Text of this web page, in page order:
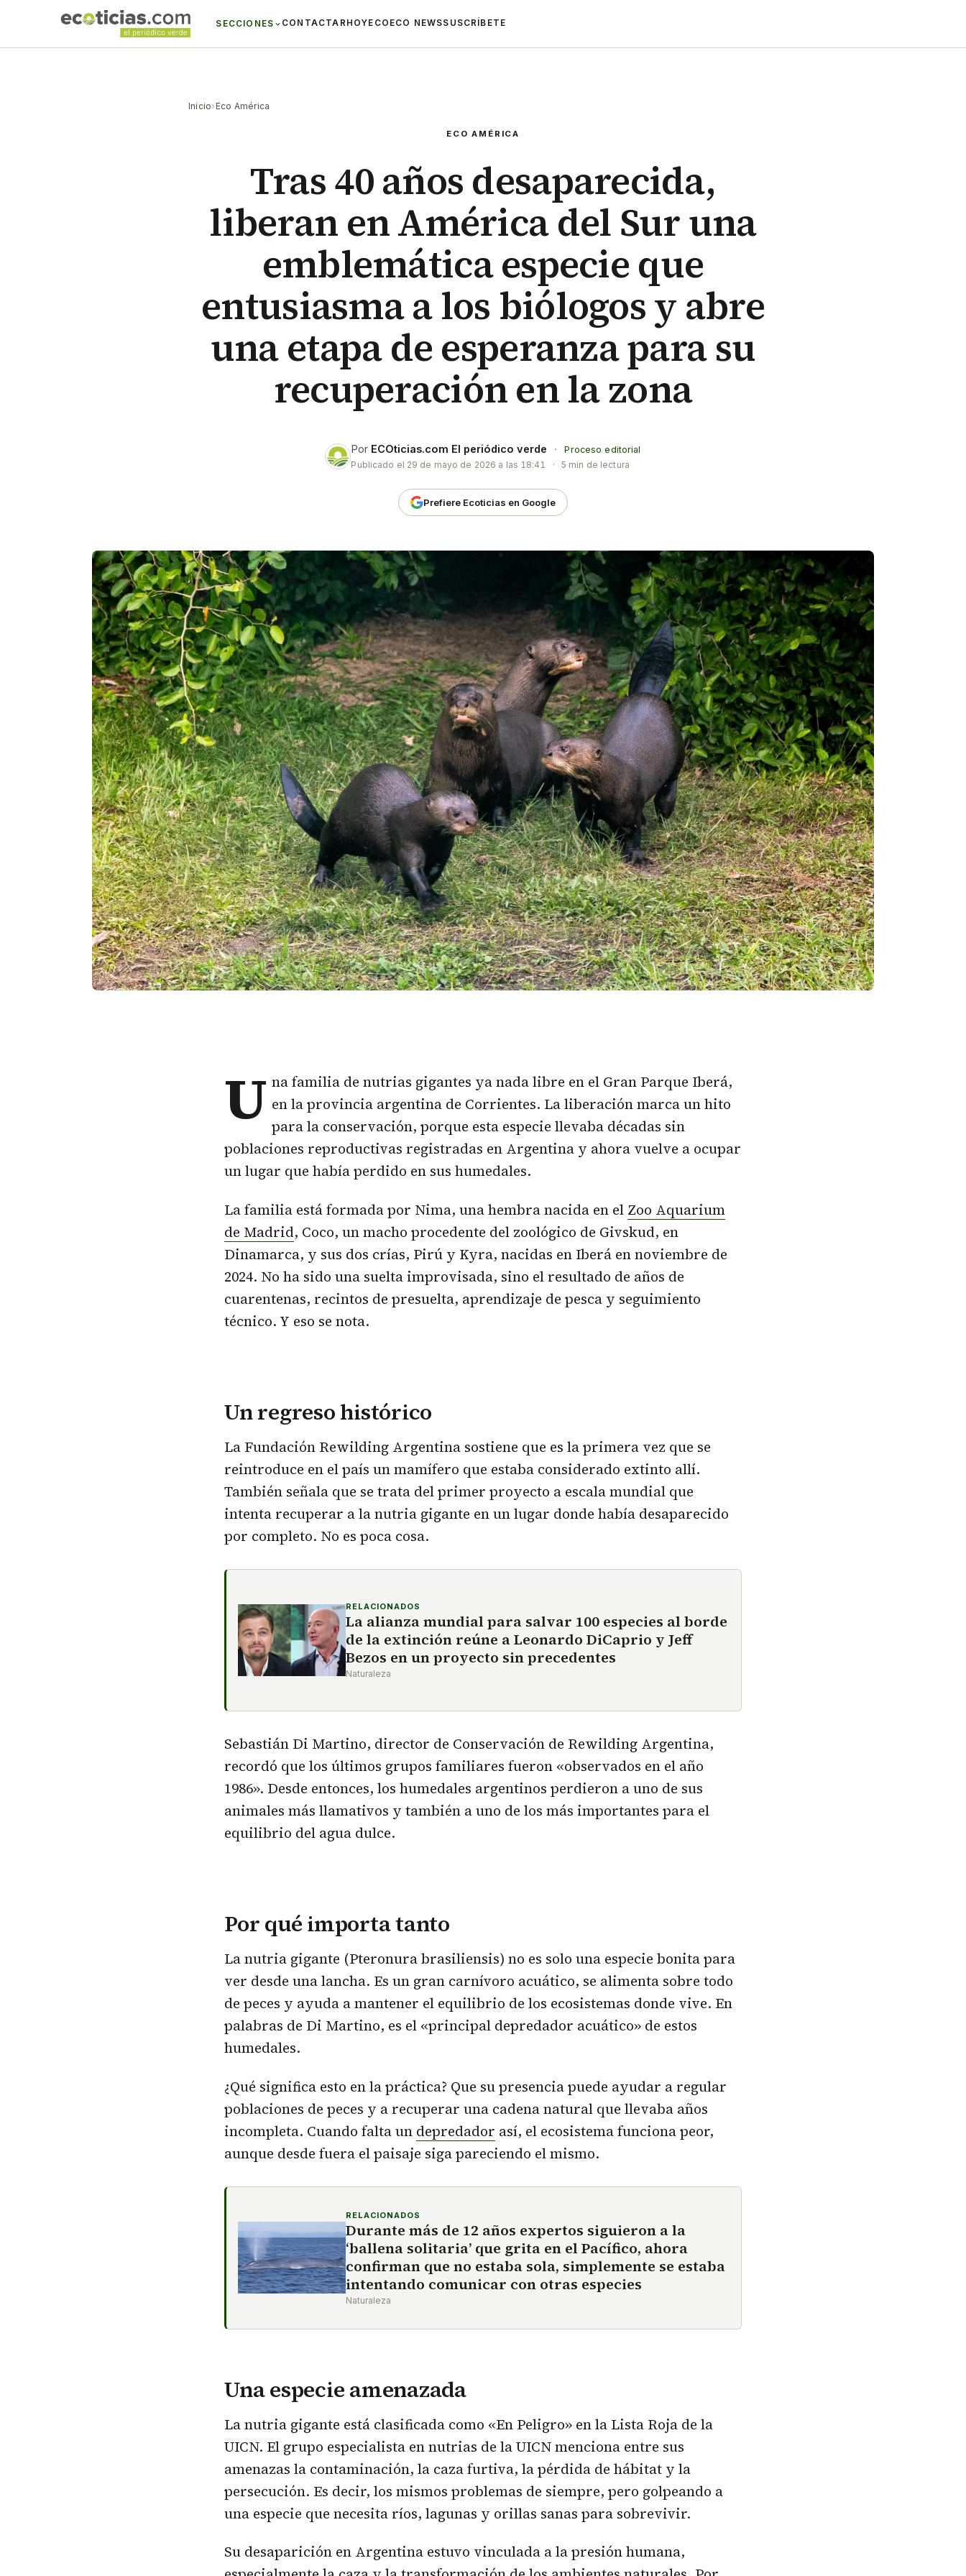
SECCIONES CONTACTAR HOYECO ECO NEWSSUSCRÍBETE
Inicio› Eco América
ECO AMÉRICA
Tras 40 años desaparecida,
liberan en América del Sur una
emblemática especie que
entusiasma a los biólogos y abre
una etapa de esperanza para su
recuperación en la zona
Por ECOticias.com El periódico verde ·
Proceso editorial
Publicado el 29 de mayo de 2026 a las 18:41 · 5 min de lectura
Prefiere Ecoticias en Google
U na familia denutrias gigantes ya nada libre en el Gran Parque Iberá,
en la provincia argentina de Corrientes. La liberación marca un hito
para la conservación, porque esta especie llevaba décadas sin
poblaciones reproductivas registradas en Argentina y ahora vuelve a ocupar
un lugar que había perdido en sus humedales.
La familia está formada por Nima, una hembra nacida en el Zoo Aquarium
de Madrid, Coco, un macho procedente del zoológico de Givskud, en
Dinamarca, y sus dos crías, Pirú y Kyra, nacidas en Iberá en noviembre de
2024. No ha sido una suelta improvisada, sino el resultado de años de
cuarentenas, recintos de presuelta, aprendizaje de pesca y seguimiento
técnico. Y eso se nota.
Un regreso histórico
La Fundación Rewilding Argentina sostiene que es la primera vez que se
reintroduce en el país un mamífero que estaba considerado extinto allí.
También señala que se trata del primer proyecto a escala mundial que
intenta recuperar a la nutria gigante en un lugar donde había desaparecido
por completo. No es poca cosa.
RELACIONADOS
La alianza mundial para salvar 100 especies al borde
de la extinción reúne a Leonardo DiCaprio y Jeff
Bezos en un proyecto sin precedentes
Naturaleza
Sebastián Di Martino, director de Conservación de Rewilding Argentina,
recordó que los últimos grupos familiares fueron «observados en el año
1986». Desde entonces, los humedales argentinos perdieron a uno de sus
animales más llamativos y también a uno de los más importantes para el
equilibrio del agua dulce.
Por qué importa tanto
La nutria gigante (Pteronura brasiliensis) no es solo una especie bonita para
ver desde una lancha. Es un gran carnívoro acuático, se alimenta sobre todo
de peces y ayuda a mantener el equilibrio de los ecosistemas donde vive. En
palabras de Di Martino, es el «principal depredador acuático» de estos
humedales.
¿Qué significa esto en la práctica? Que su presencia puede ayudar a regular
poblaciones de peces y a recuperar una cadena natural que llevaba años
incompleta. Cuando falta un depredador así, el ecosistema funciona peor,
aunque desde fuera el paisaje siga pareciendo el mismo.
RELACIONADOS
Durante más de 12 años expertos siguieron a la
‘ballena solitaria’ que grita en el Pacífico, ahora
confirman que no estaba sola, simplemente se estaba
intentando comunicar con otras especies
Naturaleza
Una especie amenazada
La nutria gigante está clasificada como «En Peligro» en la Lista Roja de la
UICN. El grupo especialista en nutrias de la UICN menciona entre sus
amenazas la contaminación, la caza furtiva, la pérdida de hábitat y la
persecución. Es decir, los mismos problemas de siempre, pero golpeando a
una especie que necesita ríos, lagunas y orillas sanas para sobrevivir.
Su desaparición en Argentina estuvo vinculada a la presión humana,